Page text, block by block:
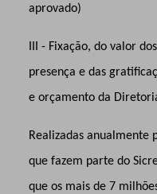
aprovado)
III - Fixação, do valor
presença e das
e orçamento da
Realizadas anualmente
que fazem parte do
que os mais de 7